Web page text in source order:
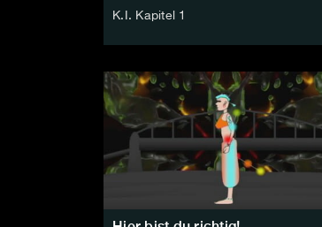
K.I. Kapitel 1